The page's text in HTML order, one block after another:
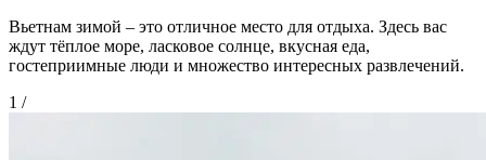
Вьетнам зимой – это отличное место для отдыха. Здесь вас
ждут тёплое море, ласковое солнце, вкусная еда,
гостеприимные люди и множество интересных развлечений.
1 /